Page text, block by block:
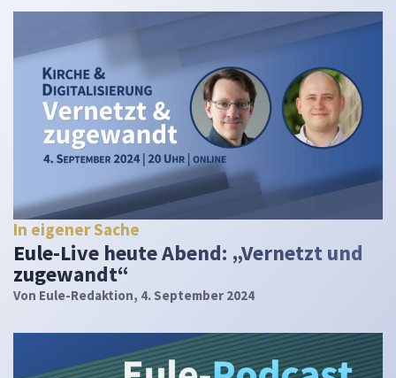
In eigener Sache
Eule-Live heute Abend: „Vernetzt und
zugewandt“
Von Eule-Redaktion, 4. September 2024